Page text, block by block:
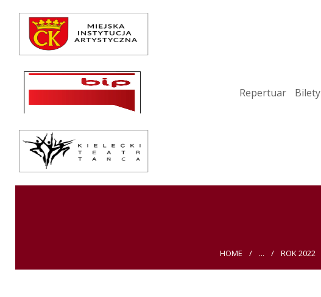
Repertuar Bilety
HOME ... ROK 2022
Repertuar
Teatr / Zespół
Szkoła
Przestrzenie Sztuki
Warsztaty
Festiwal